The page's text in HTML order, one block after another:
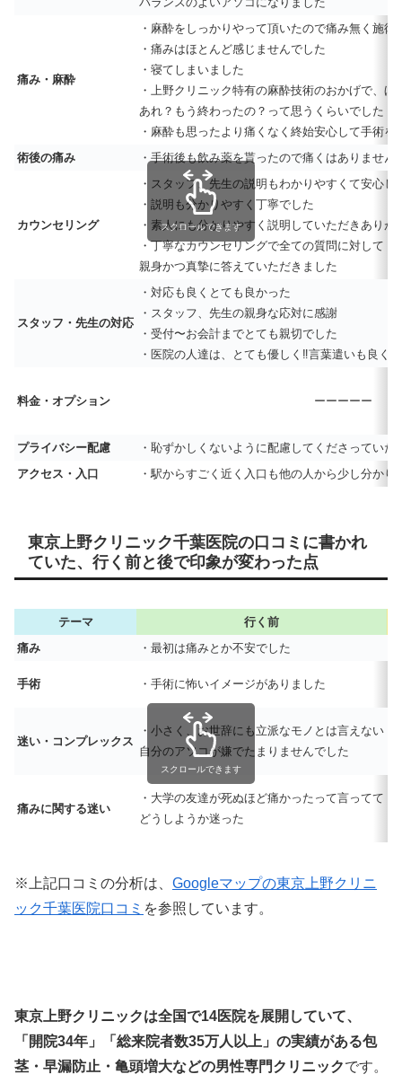
痛み・麻酔
・麻酔をしっかりやって頂いたので痛み無く施術
・痛みはほとんど感じませんでした
・寝てしまいました
・上野クリニック特有の麻酔技術のおかげで、
あれ？もう終わったの？って思うくらいでした
・麻酔も思ったより痛くなく終始安心して手術を
術後の痛み
・手術後も飲み薬を貰ったので痛くはありません
カウンセリング
・スタッフ、先生の説明もわかりやすくて安心し
・説明も分かりやすく丁寧でした
・素人にも分かりやすく説明していただきありが
・丁寧なカウンセリングで全ての質問に対して
親身かつ真摯に答えていただきました
スタッフ・先生の対応
・対応も良くとても良かった
・スタッフ、先生の親身な応対に感謝
・受付〜お会計までとても親切でした
・医院の人達は、とても優しく‼️言葉遣いも良く
料金・オプション ーーーーー
プライバシー配慮
・恥ずかしくないように配慮してくださってい
アクセス・入口
・駅からすごく近く入口も他の人から少し分かり
スクロールできます
東京上野クリニック千葉医院の口コミに書かれ
ていた、行く前と後で印象が変わった点
テーマ
行く前
痛み
・最初は痛みとか不安でした
手術 ・手術に怖いイメージがありました
迷い・コンプレックス
・小さく、お世辞にも立派なモノとは言えない
自分のアソコが嫌でたまりませんでした
痛みに関する迷い
・大学の友達が死ぬほど痛かったって言ってて
どうしようか迷った
スクロールできます
※上記口コミの分析は、 Googleマップの東京上野クリニ
ック千葉医院口コミ を参照しています。
東京上野クリニックは全国で14医院を展開していて、
「開院34年」「総来院者数35万人以上」の実績がある包
茎・早漏防止・亀頭増大などの男性専門クリニックです。